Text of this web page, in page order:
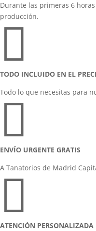
Durante las primeras 6
producción.

TODO INCLUIDO EN EL
Todo lo que necesitas para

ENVÍO URGENTE GRATIS
A Tanatorios de Madrid

ATENCIÓN PERSONALIZADA